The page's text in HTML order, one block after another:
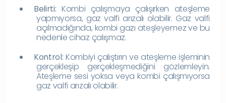
Belirti: Kombi çalışmaya çalışırken ateşleme
yapmıyorsa, gaz valfi arızalı olabilir. Gaz valfi
açılmadığında, kombi gazı ateşleyemez ve bu
nedenle cihaz çalışmaz.
Kontrol: Kombiyi çalıştırın ve ateşleme işleminin
gerçekleşip gerçekleşmediğini gözlemleyin.
Ateşleme sesi yoksa veya kombi çalışmıyorsa
gaz valfi arızalı olabilir.